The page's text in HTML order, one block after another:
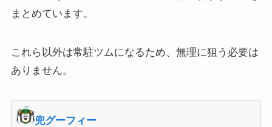
まとめています。
これら以外は常駐ツムになるため、無理に狙う必要は
ありません。
兜グーフィー